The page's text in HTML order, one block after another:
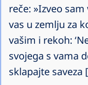
reče: »Izveo
vas u zemlju za
vašim i rekoh:
svojega s vama
sklapajte saveza